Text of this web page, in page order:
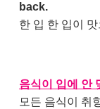
back.
한 입 한 입이
음식이 입에 안
모든 음식이 취